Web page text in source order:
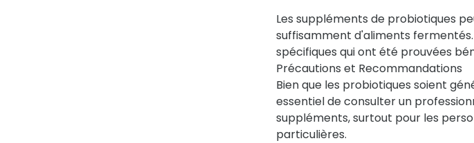
Les suppléments de probiotiques
suffisamment d'aliments
spécifiques qui ont été prouvées
Précautions et Recommandations
Bien que les probiotiques soient
essentiel de consulter un
suppléments, surtout pour les
particulières.